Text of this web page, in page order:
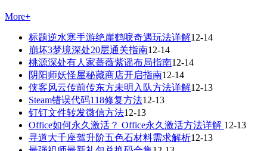
More+
标题逆水寒手游绝崖鹤唳奇遇玩法详解12-14
崩坏3梦境深处20层通关指南12-14
桃源深处有人家蔷薇紫谣布局指南12-14
阴阳师妖怪屋秘藏商店开启指南12-14
侠客风云传前传东方未明入队方法详解12-13
Steam错误代码118修复方法12-13
钉钉文件转发微信方法12-13
Office如何永久激活？ Office永久激活方法详解 12-13
寻道大千座驾升阶五色石材料需求解析12-13